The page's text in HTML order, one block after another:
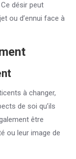
désir peut
ou d’ennui face à
à changer,
de soi qu’ils
être
ou leur image de